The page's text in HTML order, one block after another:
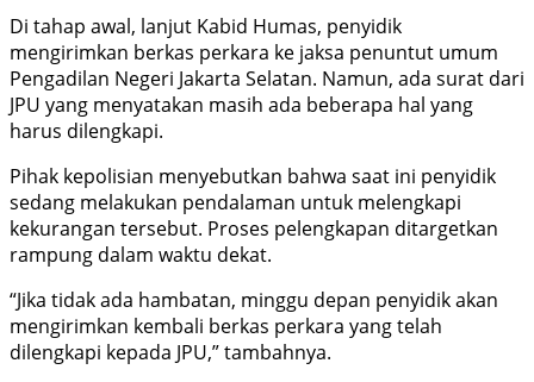
Di tahap awal, lanjut Kabid Humas, penyidik
mengirimkan berkas perkara ke jaksa penuntut umum
Pengadilan Negeri Jakarta Selatan. Namun, ada surat dari
JPU yang menyatakan masih ada beberapa hal yang
harus dilengkapi.
Pihak kepolisian menyebutkan bahwa saat ini penyidik
sedang melakukan pendalaman untuk melengkapi
kekurangan tersebut. Proses pelengkapan ditargetkan
rampung dalam waktu dekat.
“Jika tidak ada hambatan, minggu depan penyidik akan
mengirimkan kembali berkas perkara yang telah
dilengkapi kepada JPU,” tambahnya.